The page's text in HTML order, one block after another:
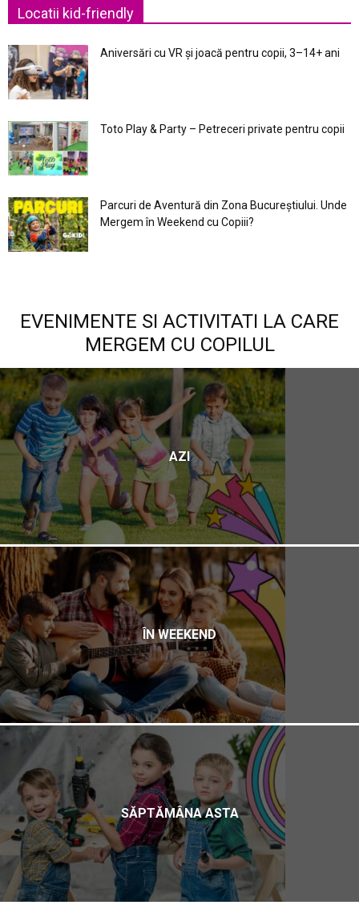
Locatii kid-friendly
Aniversări cu VR și joacă pentru copii, 3–14+ ani
Toto Play & Party – Petreceri private pentru copii
Parcuri de Aventură din Zona Bucureştiului. Unde
Mergem în Weekend cu Copiii?
EVENIMENTE SI ACTIVITATI LA CARE
MERGEM CU COPILUL
AZI
ÎN WEEKEND
SĂPTĂMÂNA ASTA